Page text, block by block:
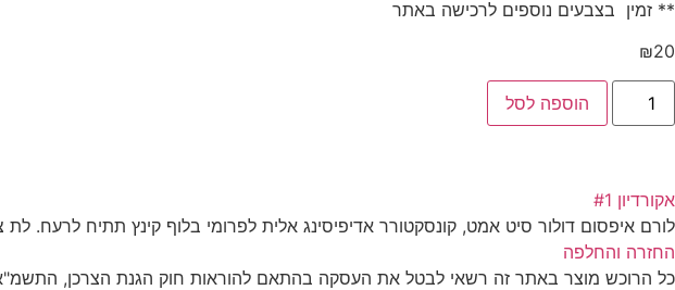
** זמין בצבעים נוספים לרכישה באתר
₪20
הוספה לסל
אקורדיון #1
לורם איפסום דולור סיט אמט, קונסקטורר אדיפיסינג אלית לפרומי בלוף קינץ תתיח לרעח.
החזרה והחלפה
כל הרוכש מוצר באתר זה רשאי לבטל את העסקה בהתאם להוראות חוק הגנת הצרכן, התשמ"א-1981 (להלן: "החוק"). הרוכש מחויב לבדוק את המוצר מיד עם